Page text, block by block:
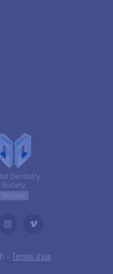
–Termini d’uso